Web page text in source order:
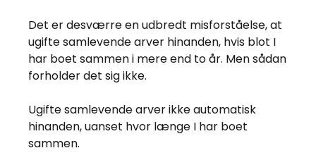
Det er desværre en udbredt misforståelse, at
ugifte samlevende arver hinanden, hvis blot I
har boet sammen i mere end to år. Men sådan
forholder det sig ikke.
Ugifte samlevende arver ikke automatisk
hinanden, uanset hvor længe I har boet
sammen.